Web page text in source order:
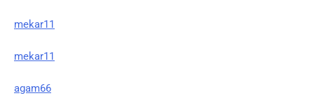
mekar11
mekar11
agam66